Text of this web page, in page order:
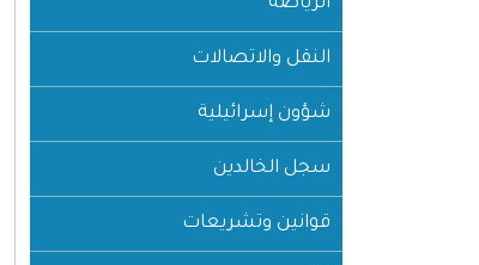
الرياضة
النقل والاتصالات
شؤون إسرائيلية
سجل الخالدين
قوانين وتشريعات